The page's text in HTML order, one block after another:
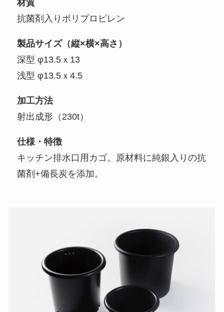
材質
抗菌剤入りポリプロピレン
製品サイズ（縦×横×高さ）
深型 φ13.5ｘ13
浅型 φ13.5ｘ4.5
加工方法
射出成形（230t）
仕様・特徴
キッチン排水口用カゴ。原材料に純銀入りの抗
菌剤+備長炭を添加。